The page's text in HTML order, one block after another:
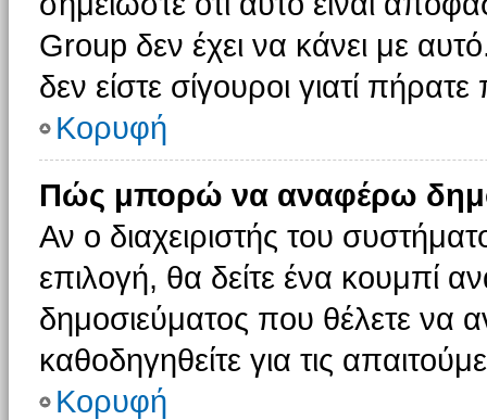
Group δεν έχει να κάνει με
δεν είστε σίγουροι γιατί
Κορυφή
Πώς μπορώ να αναφέρω
Αν ο διαχειριστής του
επιλογή, θα δείτε ένα κουμπί
δημοσιεύματος που θέλετε να
καθοδηγηθείτε για τις
Κορυφή